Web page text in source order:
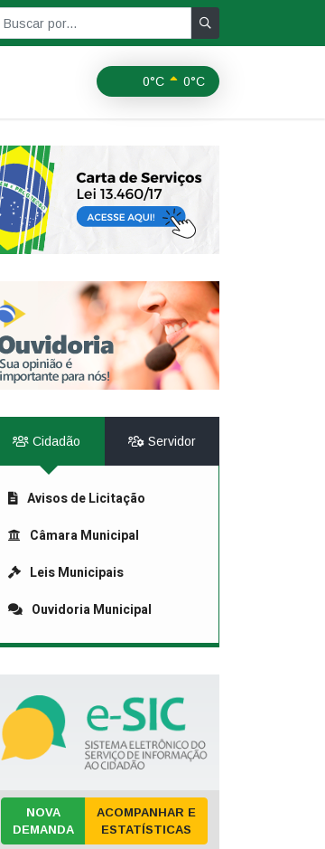
0°C 0°C
Cidadão Servidor
Avisos de Licitação
Câmara Municipal
Leis Municipais
Ouvidoria Municipal
NOVA
DEMANDA
ACOMPANHAR E
ESTATÍSTICAS